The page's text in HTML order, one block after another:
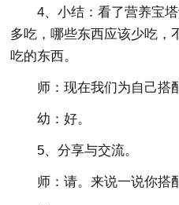
4、小结：看了营养宝
多吃，哪些东西应该少吃，
吃的东西。
师：现在我们为自己搭
幼：好。
5、分享与交流。
师：请。来说一说你搭